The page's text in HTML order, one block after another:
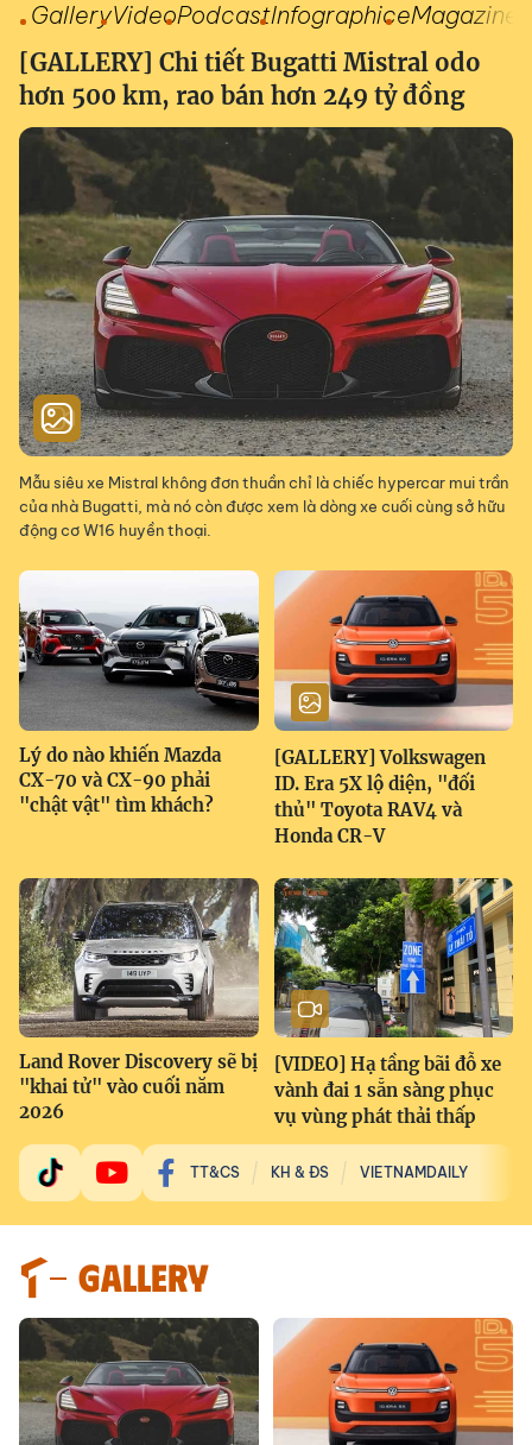
GalleryVideoPodcastInfographiceMagazine
[GALLERY] Chi tiết Bugatti Mistral odo
hơn 500 km, rao bán hơn 249 tỷ đồng
Mẫu siêu xe Mistral không đơn thuần chỉ là chiếc hypercar mui trần
của nhà Bugatti, mà nó còn được xem là dòng xe cuối cùng sở hữu
động cơ W16 huyền thoại.
Lý do nào khiến Mazda
CX-70 và CX-90 phải
"chật vật" tìm khách?
[GALLERY] Volkswagen
ID. Era 5X lộ diện, "đối
thủ" Toyota RAV4 và
Honda CR-V
Land Rover Discovery sẽ bị
"khai tử" vào cuối năm
2026
[VIDEO] Hạ tầng bãi đỗ xe
vành đai 1 sẵn sàng phục
vụ vùng phát thải thấp
TT&CS KH & ĐS VIETNAMDAILY
GALLERY